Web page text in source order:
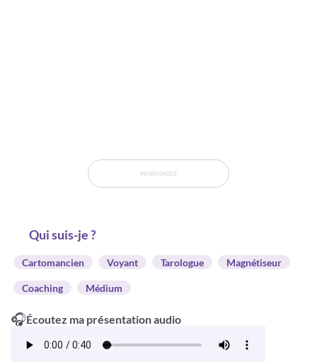
INDISPONIBLE
Qui suis-je ?
Cartomancien Voyant Tarologue Magnétiseur
Coaching Médium
🎧Écoutez ma présentation audio